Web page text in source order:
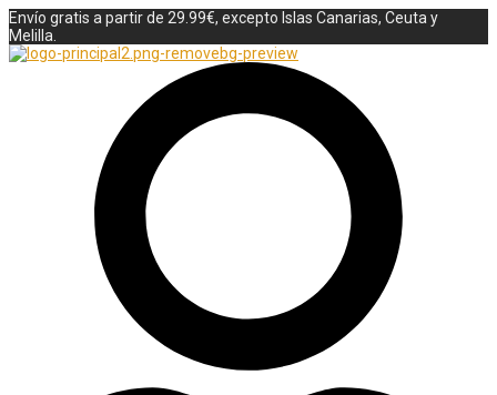
Envío gratis a partir de 29.99€, excepto Islas Canarias, Ceuta y
Melilla.